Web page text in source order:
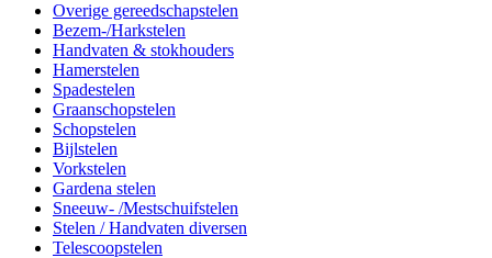
Overige gereedschapstelen
Bezem-/Harkstelen
Handvaten & stokhouders
Hamerstelen
Spadestelen
Graanschopstelen
Schopstelen
Bijlstelen
Vorkstelen
Gardena stelen
Sneeuw- /Mestschuifstelen
Stelen / Handvaten diversen
Telescoopstelen